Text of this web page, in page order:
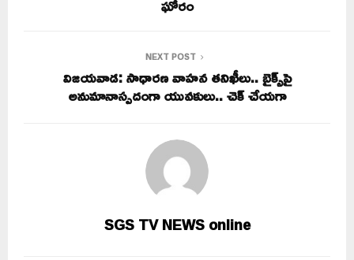
ఘోరం
NEXT POST
విజయవాడ: సాధారణ వాహన తనిఖీలు.. బైక్స్‌పై
అనుమానాస్పదంగా యువకులు.. చెక్ చేయగా
SGS TV NEWS online